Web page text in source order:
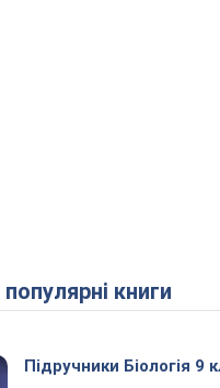
популярні книги
Підручники Біологія 9